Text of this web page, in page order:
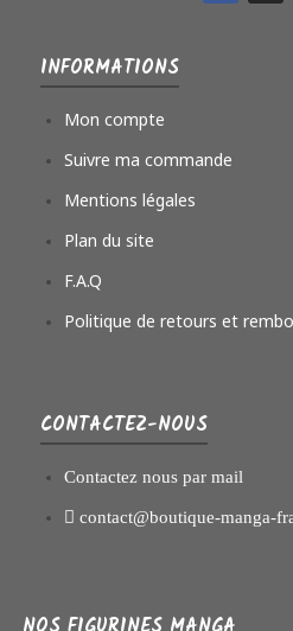
INFORMATIONS
Mon compte
Suivre ma commande
Mentions légales
Plan du site
F.A.Q
Politique de retours et
CONTACTEZ-NOUS
Contactez nous par mail
contact@boutique-manga-